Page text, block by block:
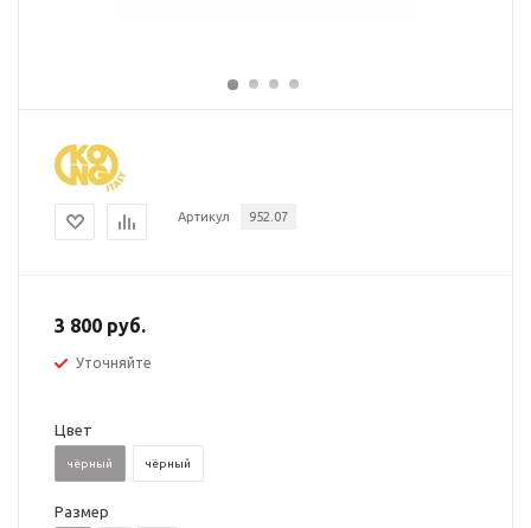
Артикул 952.07
3 800 руб.
Уточняйте
Цвет
чёрный чёрный
Размер